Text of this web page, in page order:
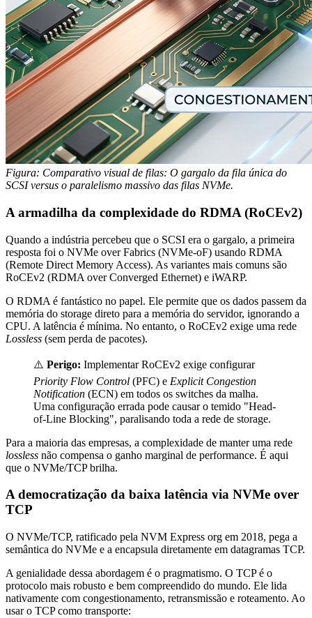
Figura: Comparativo visual de filas: O gargalo da fila única do
SCSI versus o paralelismo massivo das filas NVMe.
A armadilha da complexidade do RDMA (RoCEv2)
Quando a indústria percebeu que o SCSI era o gargalo, a primeira
resposta foi o NVMe over Fabrics (NVMe-oF) usando RDMA
(Remote Direct Memory Access). As variantes mais comuns são
RoCEv2 (RDMA over Converged Ethernet) e iWARP.
O RDMA é fantástico no papel. Ele permite que os dados passem da
memória do storage direto para a memória do servidor, ignorando a
CPU. A latência é mínima. No entanto, o RoCEv2 exige uma rede
Lossless (sem perda de pacotes).
⚠️ Perigo: Implementar RoCEv2 exige configurar
Priority Flow Control (PFC) e Explicit Congestion
Notification (ECN) em todos os switches da malha.
Uma configuração errada pode causar o temido "Head-
of-Line Blocking", paralisando toda a rede de storage.
Para a maioria das empresas, a complexidade de manter uma rede
lossless não compensa o ganho marginal de performance. É aqui
que o NVMe/TCP brilha.
A democratização da baixa latência via NVMe over
TCP
O NVMe/TCP, ratificado pela NVM Express org em 2018, pega a
semântica do NVMe e a encapsula diretamente em datagramas TCP.
A genialidade dessa abordagem é o pragmatismo. O TCP é o
protocolo mais robusto e bem compreendido do mundo. Ele lida
nativamente com congestionamento, retransmissão e roteamento. Ao
usar o TCP como transporte: